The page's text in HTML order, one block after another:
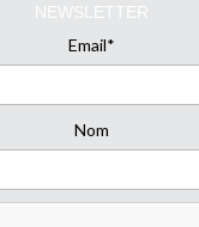
NEWSLETTER
Email*
Nom